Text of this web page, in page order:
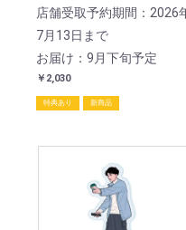
店舗受取予約期間：2026
7月13日まで
お届け：9月下旬予定
￥2,030
特典あり 新商品